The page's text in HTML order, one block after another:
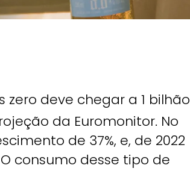
deve chegar a 1 bilhão
da Euromonitor. No
de 37%, e, de 2022
consumo desse tipo de